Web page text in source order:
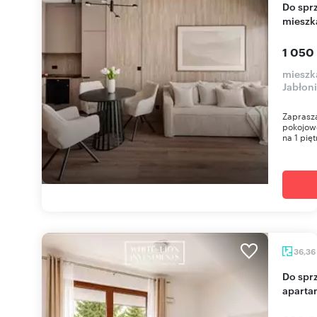
Do sprzedania nowoczesne 2-pokojowe
1 050
Jabłoni
na 1
36,36
Do sprzedania nowoczesny 2-pokojowy